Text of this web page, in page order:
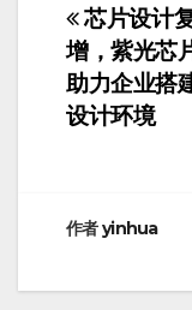
文
章
导
芯片设计
增，紫光芯
助力企业搭
设计环境
作者yinhua